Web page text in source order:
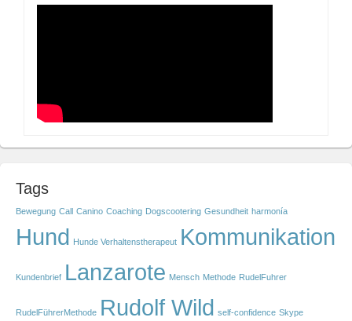
Tags
Bewegung Call Canino Coaching Dogscootering Gesundheit harmonía
Hund Hunde Verhaltenstherapeut Kommunikation
Kundenbrief Lanzarote Mensch Methode RudelFuhrer
RudelFührerMethode Rudolf Wild self-confidence Skype